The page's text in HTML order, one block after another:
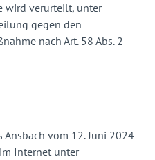
wird verurteilt, unter
gegen den
nach Art. 58 Abs. 2
vom 12. Juni 2024
Internet unter